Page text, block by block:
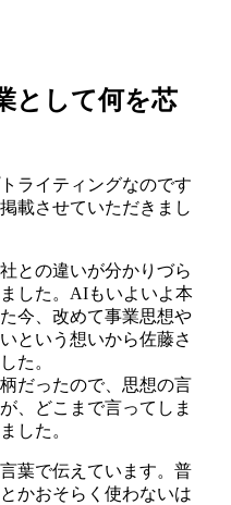
として何を芯
ライティングなのです
載させていただきまし
との違いが分かりづら
した。AIもいよいよ本
今、改めて事業思想や
という想いから佐藤さ
た。
だったので、思想の言
、どこまで言ってしま
した。
葉で伝えています。普
かおそらく使わないは